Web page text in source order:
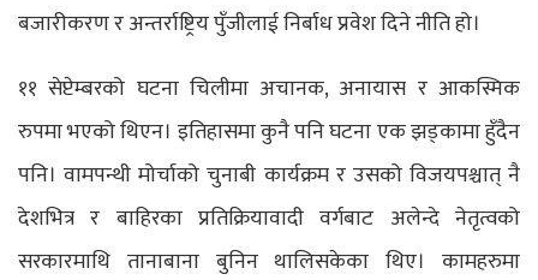
बजारीकरण र अन्तर्राष्ट्रिय पुँजीलाई निर्बाध प्रवेश दिने नीति हो।
११ सेप्टेम्बरको घटना चिलीमा अचानक, अनायास र आकस्मिक
रुपमा भएको थिएन। इतिहासमा कुनै पनि घटना एक झड्कामा हुँदैन
पनि। वामपन्थी मोर्चाको चुनाबी कार्यक्रम र उसको विजयपश्चात् नै
देशभित्र र बाहिरका प्रतिक्रियावादी वर्गबाट अलेन्दे नेतृत्वको
सरकारमाथि तानाबाना बुनिन थालिसकेका थिए। कामहरुमा